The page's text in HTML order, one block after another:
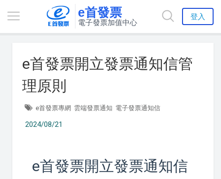
e首發票
電子發票加值中心
登入
e首發票開立發票通知信管
理原則
e首發票專網 雲端發票通知 電子發票通知信
2024/08/21
e首發票開立發票通知信